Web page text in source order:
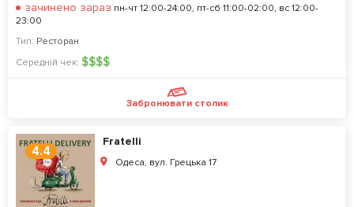
зачинено зараз пн-чт 12:00-24:00, пт-сб 11:00-02:00, вс 12:00-
23:00
Тип: Ресторан
Середній чек: $$$$
Забронювати столик
4.4
Fratelli
Одеса, вул. Грецька 17